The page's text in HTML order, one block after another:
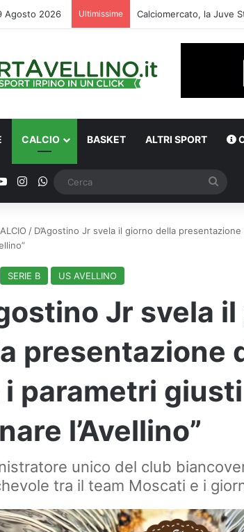
Agosto 2026 Ultimissime
CALCIO BASKET ALTRI SPORT
You TubeInstagram
WhatsApp
/ D’Agostino Jr svela il giorno della
SERIE B US AVELLINO
Jr svela
presentazione
i parametri
l’Avellino”
unico del club
tra il team Moscati e i